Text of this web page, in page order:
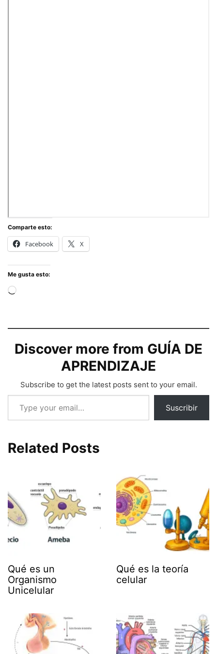
Comparte esto:
Facebook X
Me gusta esto:
Cargando...
Discover more from GUÍA DE
APRENDIZAJE
Subscribe to get the latest posts sent to your email.
Type your email…
Suscribir
Related Posts
Qué es un
Organismo
Unicelular
Qué es la teoría
celular